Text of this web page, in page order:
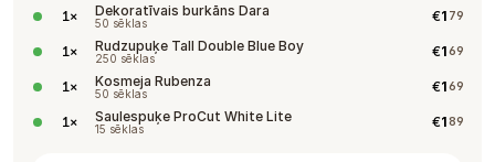
1× Dekoratīvais burkāns Dara
50 sēklas €1 79
1× Rudzupuķe Tall Double Blue Boy
250 sēklas €169
1× Kosmeja Rubenza
50 sēklas €169
1× Saulespuķe ProCut White Lite
15 sēklas €189